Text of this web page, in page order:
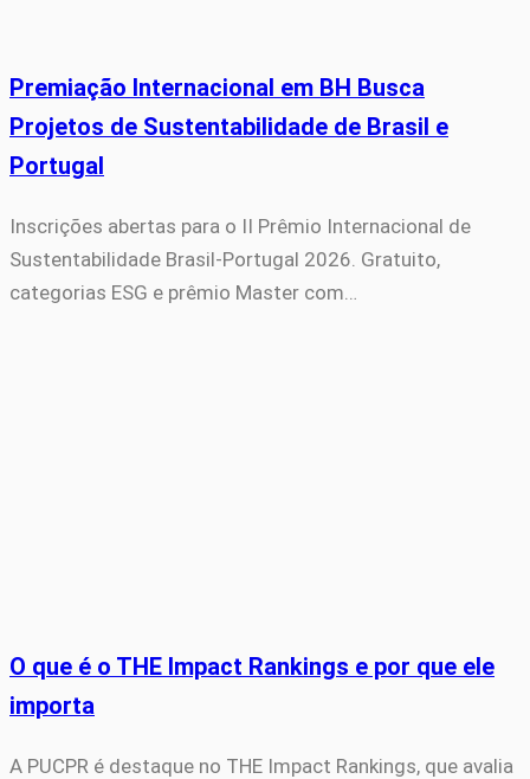
Premiação Internacional em BH Busca
Projetos de Sustentabilidade de Brasil e
Portugal
Inscrições abertas para o II Prêmio Internacional de
Sustentabilidade Brasil-Portugal 2026. Gratuito,
categorias ESG e prêmio Master com…
O que é o THE Impact Rankings e por que ele
importa
A PUCPR é destaque no THE Impact Rankings, que avalia